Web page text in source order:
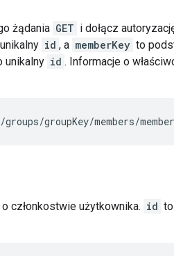
żądania GET i dołącz
id , a memberKey to
unikalny id . Informacje o
groups/groupKey/members/
członkostwie użytkownika. id